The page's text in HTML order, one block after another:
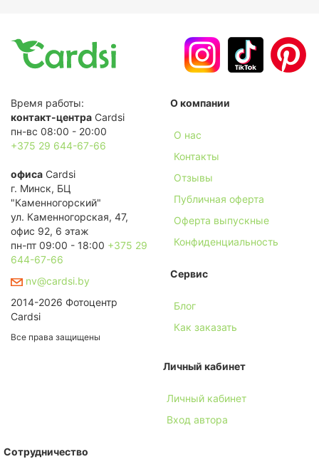
Время работы:
контакт-центра Cardsi
пн-вс 08:00 - 20:00
+375 29 644-67-66
офиса Cardsi
г. Минск, БЦ
"Каменногорский"
ул. Каменногорская, 47,
офис 92, 6 этаж
пн-пт 09:00 - 18:00 +375 29
644-67-66
nv@cardsi.by
2014-2026 Фотоцентр
Cardsi
Все права защищены
О компании
О нас
Контакты
Отзывы
Публичная оферта
Оферта выпускные
Конфиденциальность
Сервис
Блог
Как заказать
Личный кабинет
Личный кабинет
Вход автора
Сотрудничество